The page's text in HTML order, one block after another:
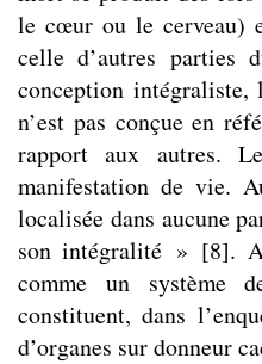
le cœur ou le cerveau)
celle d’autres parties
conception intégraliste,
n’est pas conçue en
rapport aux autres.
manifestation de vie.
localisée dans aucune
son intégralité » [8].
comme un système
constituent, dans
d’organes sur donneur